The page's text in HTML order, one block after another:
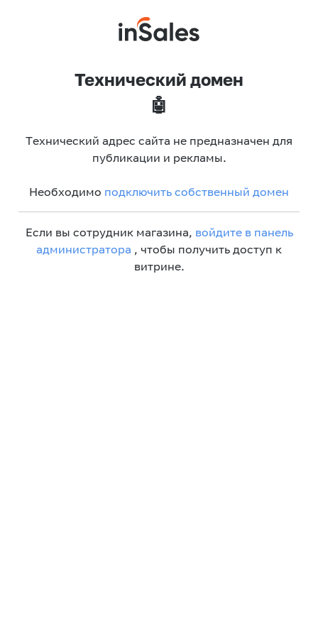
Технический домен
🤖
Технический адрес сайта не предназначен для
публикации и рекламы.
Необходимо подключить собственный домен
Если вы сотрудник магазина, войдите в панель
администратора , чтобы получить доступ к
витрине.